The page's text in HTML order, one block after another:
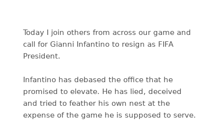
Today I join others from across our game and
call for Gianni Infantino to resign as FIFA
President.
Infantino has debased the office that he
promised to elevate. He has lied, deceived
and tried to feather his own nest at the
expense of the game he is supposed to serve.